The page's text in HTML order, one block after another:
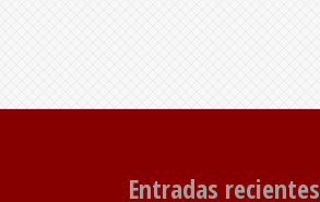
Entradas recientes